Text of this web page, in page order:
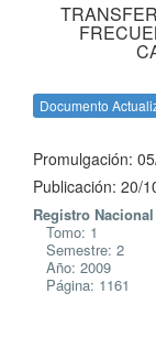
Documento
Promulgación:
Publicación: 20/
Registro
Tomo: 1
Semestre: 2
Año: 2009
Página: 1161